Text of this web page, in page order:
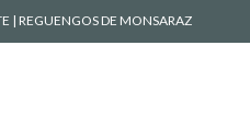
| REGUENGOS DE MONSARAZ